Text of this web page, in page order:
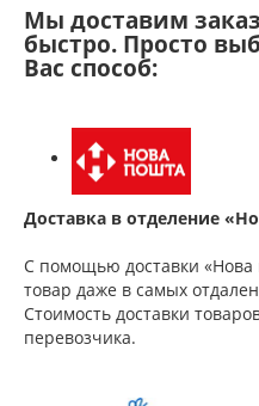
Мы доставим
быстро. Просто
Вас способ:
Доставка в отделение
С помощью доставки
товар даже в самых
Стоимость доставки
перевозчика.